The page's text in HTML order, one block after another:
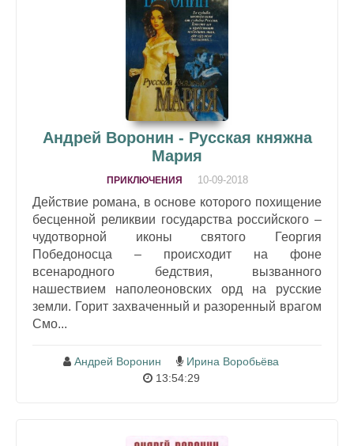
Андрей Воронин - Русская княжна
Мария
ПРИКЛЮЧЕНИЯ 10-09-2018
Действие романа, в основе которого похищение
бесценной реликвии государства российского –
чудотворной иконы святого Георгия
Победоносца – происходит на фоне
всенародного бедствия, вызванного
нашествием наполеоновских орд на русские
земли. Горит захваченный и разоренный врагом
Смо...
Андрей Воронин
Ирина Воробьёва
13:54:29